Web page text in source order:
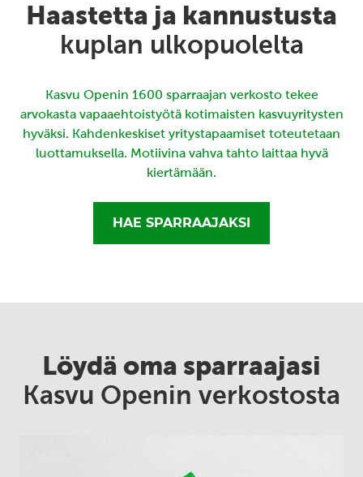
Haastetta ja kannustusta
kuplan ulkopuolelta
Kasvu Openin 1600 sparraajan verkosto tekee
arvokasta vapaaehtoistyötä kotimaisten kasvuyritysten
hyväksi. Kahdenkeskiset yritystapaamiset toteutetaan
luottamuksella. Motiivina vahva tahto laittaa hyvä
kiertämään.
HAE SPARRAAJAKSI
Löydä oma sparraajasi
Kasvu Openin verkostosta